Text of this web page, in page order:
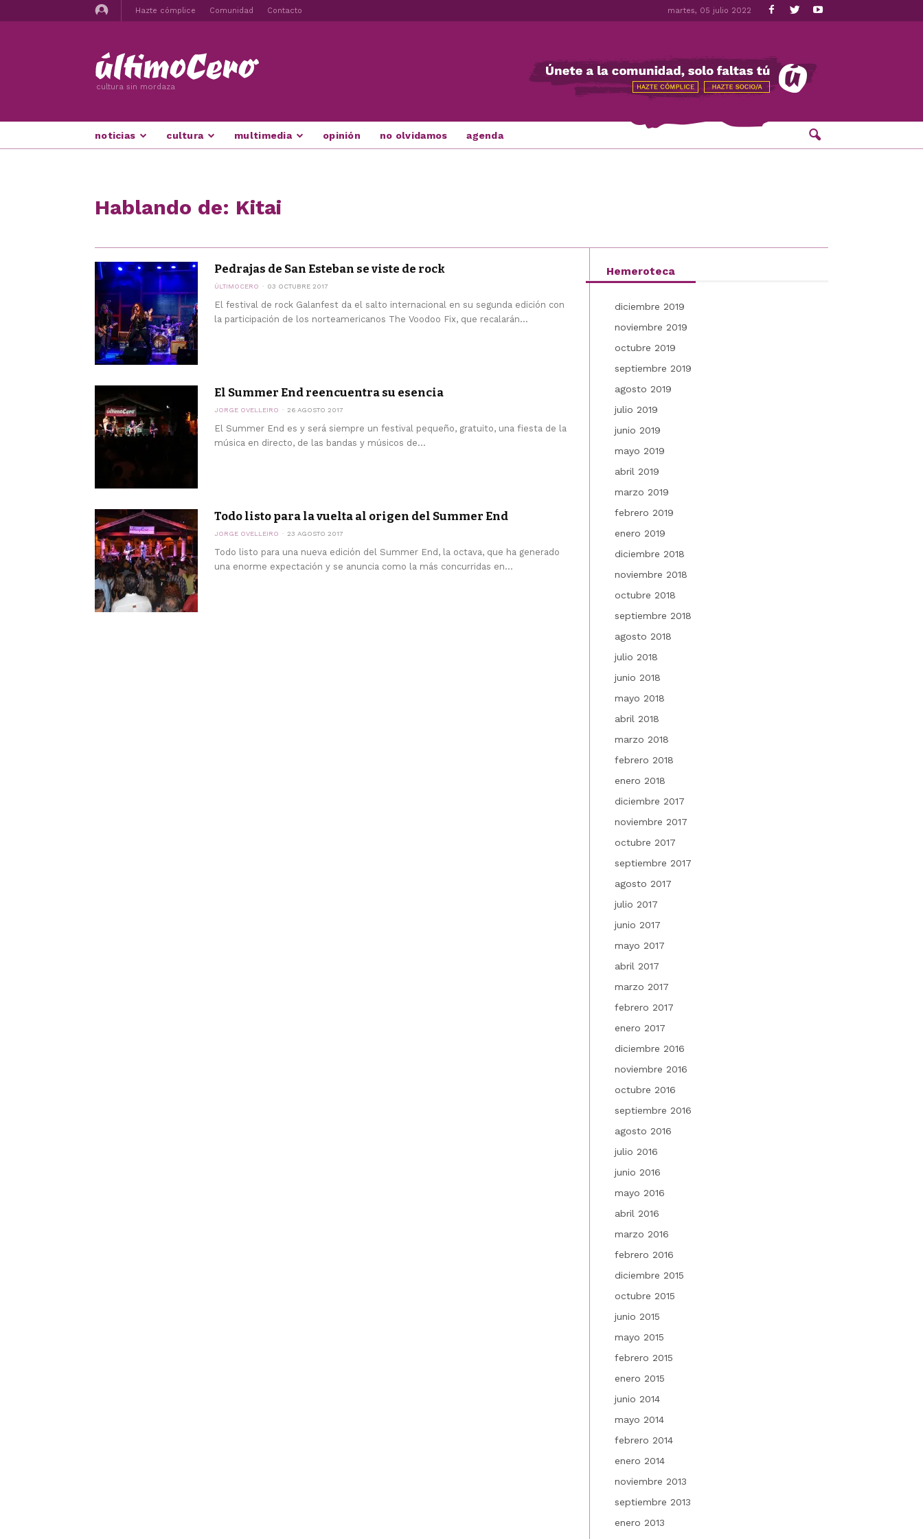
Hazte cómplice Comunidad Contacto martes, 05 julio 2022
cultura sin mordaza
noticias cultura multimedia opinión no olvidamos agenda
Hablando de: Kitai
Pedrajas de San Esteban se viste de rock
ÚLTIMOCERO 03 OCTUBRE 2017
El festival de rock Galanfest da el salto internacional en su segunda edición con
la participación de los norteamericanos The Voodoo Fix, que recalarán...
El Summer End reencuentra su esencia
JORGE OVELLEIRO 26 AGOSTO 2017
El Summer End es y será siempre un festival pequeño, gratuito, una fiesta de la
música en directo, de las bandas y músicos de...
Todo listo para la vuelta al origen del Summer End
JORGE OVELLEIRO 23 AGOSTO 2017
Todo listo para una nueva edición del Summer End, la octava, que ha generado
una enorme expectación y se anuncia como la más concurridas en...
Hemeroteca
diciembre 2019
noviembre 2019
octubre 2019
septiembre 2019
agosto 2019
julio 2019
junio 2019
mayo 2019
abril 2019
marzo 2019
febrero 2019
enero 2019
diciembre 2018
noviembre 2018
octubre 2018
septiembre 2018
agosto 2018
julio 2018
junio 2018
mayo 2018
abril 2018
marzo 2018
febrero 2018
enero 2018
diciembre 2017
noviembre 2017
octubre 2017
septiembre 2017
agosto 2017
julio 2017
junio 2017
mayo 2017
abril 2017
marzo 2017
febrero 2017
enero 2017
diciembre 2016
noviembre 2016
octubre 2016
septiembre 2016
agosto 2016
julio 2016
junio 2016
mayo 2016
abril 2016
marzo 2016
febrero 2016
diciembre 2015
octubre 2015
junio 2015
mayo 2015
febrero 2015
enero 2015
junio 2014
mayo 2014
febrero 2014
enero 2014
noviembre 2013
septiembre 2013
enero 2013